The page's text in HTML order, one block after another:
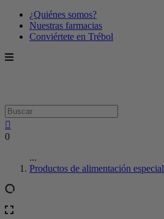
¿Quiénes somos?
Nuestras farmacias
Conviértete en Trébol
0
...
Productos de alimentación especial